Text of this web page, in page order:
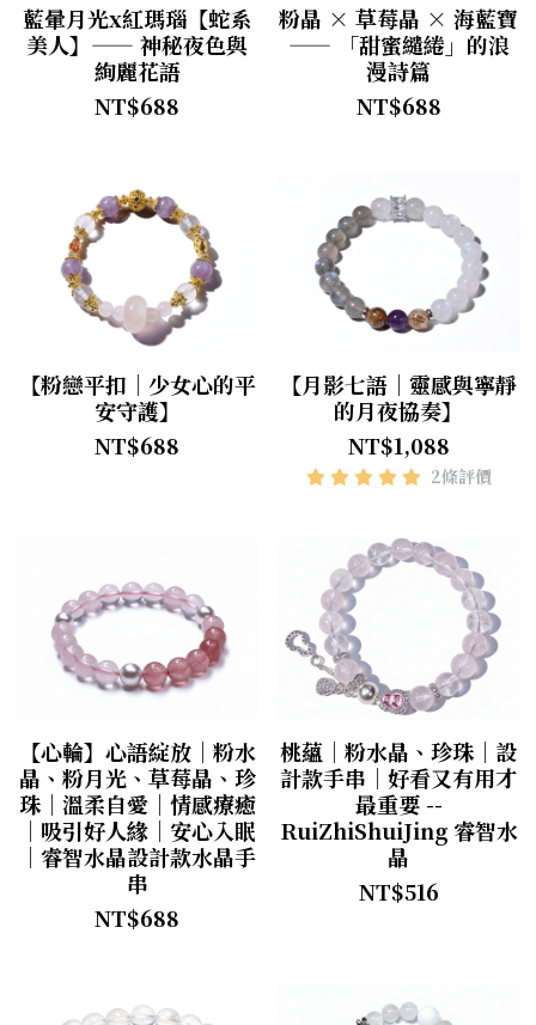
藍暈月光x紅瑪瑙【蛇系
美人】—— 神秘夜色與
絢麗花語
NT$688
粉晶 × 草莓晶 × 海藍寶
—— 「甜蜜繾綣」的浪
漫詩篇
NT$688
【粉戀平扣｜少女心的平
安守護】
NT$688
【月影七語｜靈感與寧靜
的月夜協奏】
NT$1,088
2條評價
【心輪】心語綻放｜粉水
晶、粉月光、草莓晶、珍
珠｜溫柔自愛｜情感療癒
｜吸引好人緣｜安心入眠
｜睿智水晶設計款水晶手
串
NT$688
桃蘊｜粉水晶、珍珠｜設
計款手串｜好看又有用才
最重要 --
RuiZhiShuiJing 睿智水
晶
NT$516